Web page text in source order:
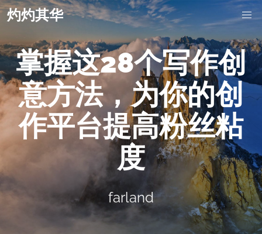
灼灼其华
掌握这28个写作创
意方法，为你的创
作平台提高粉丝粘
度
farland